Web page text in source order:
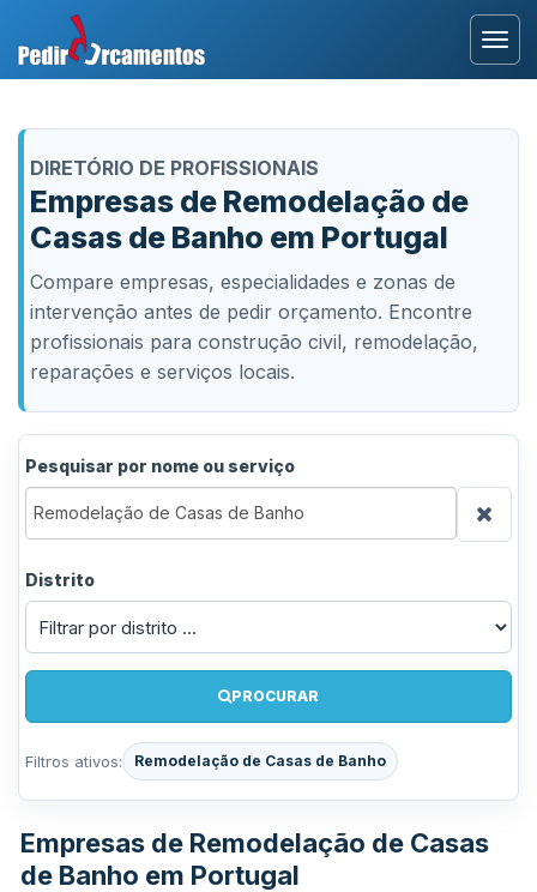
DIRETÓRIO DE PROFISSIONAIS
Empresas de Remodelação de
Casas de Banho em Portugal
Compare empresas, especialidades e zonas de
intervenção antes de pedir orçamento. Encontre
profissionais para construção civil, remodelação,
reparações e serviços locais.
Pesquisar por nome ou serviço
Distrito
PROCURAR
Filtros ativos: Remodelação de Casas de Banho
Empresas de Remodelação de Casas
de Banho em Portugal
Entrar
Área Profissional
Como Funciona?
Testemunhos